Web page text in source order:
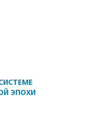
ЭПОХИ